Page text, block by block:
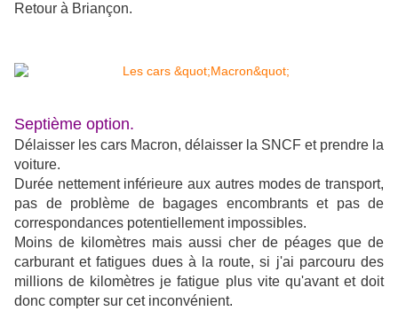
Retour à Briançon.
Septième option.
Délaisser les cars Macron, délaisser la SNCF et prendre la
voiture.
Durée nettement inférieure aux autres modes de transport,
pas de problème de bagages encombrants et pas de
correspondances potentiellement impossibles.
Moins de kilomètres mais aussi cher de péages que de
carburant et fatigues dues à la route, si j'ai parcouru des
millions de kilomètres je fatigue plus vite qu'avant et doit
donc compter sur cet inconvénient.